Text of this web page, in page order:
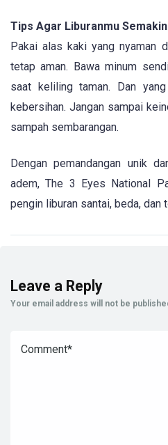
Tips Agar Liburanmu
Pakai alas kaki yang nyaman
tetap aman. Bawa minum
saat keliling taman. Dan
kebersihan. Jangan sampai
sampah sembarangan.
Dengan pemandangan unik
adem, The 3 Eyes National
pengin liburan santai, beda, dan
Leave a Reply
Your email address will not be